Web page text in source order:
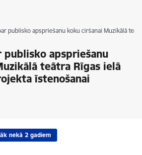
publisko apspriešanu koku ciršanai Muzikālā
publisko apspriešanu
teātra Rīgas ielā
īstenošanai
nekā 2 gadiem